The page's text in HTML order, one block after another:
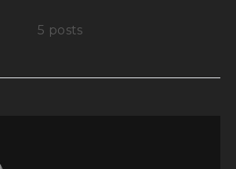
5 posts